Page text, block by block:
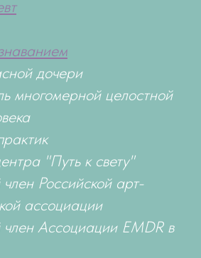
дочери
многомерной целостной
"Путь к свету"
Российской арт-
ассоциации
Ассоциации EMDR в